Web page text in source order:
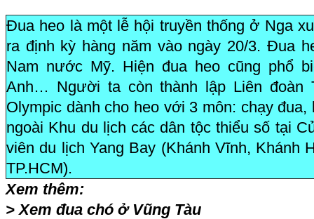
Đua heo là một lễ hội truyền thống ở Nga
ra định kỳ hàng năm vào ngày 20/3. Đua
Nam nước Mỹ. Hiện đua heo cũng phổ
Anh… Người ta còn thành lập Liên đoàn
Olympic dành cho heo với 3 môn: chạy
ngoài Khu du lịch các dân tộc thiểu số tại
viên du lịch Yang Bay (Khánh Vĩnh, Khánh
TP.HCM).
Xem thêm:
>Xem đua chó ở Vũng Tàu